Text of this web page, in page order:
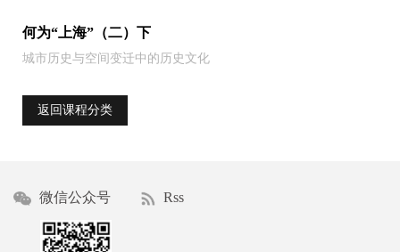
何为“上海”（二）下
城市历史与空间变迁中的历史文化
返回课程分类
微信公众号 Rss